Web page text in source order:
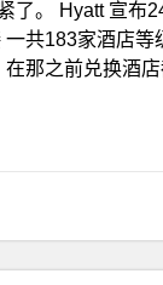
了。 Hyatt 宣布
共183家酒店
那之前兑换酒